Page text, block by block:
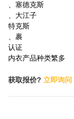
、塞德克斯
、大江子
特克斯
、裹
认证
内衣产品种类繁多
获取报价? 立即询问